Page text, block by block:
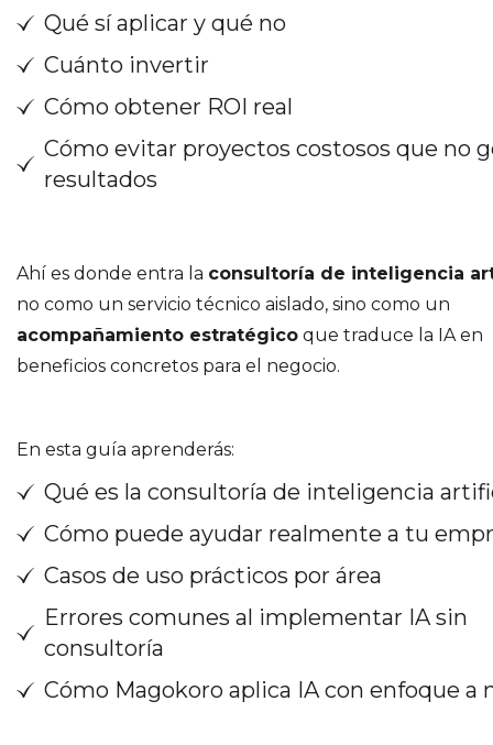
Qué sí aplicar y qué no
Cuánto invertir
Cómo obtener ROI real
Cómo evitar proyectos costosos que no
resultados
Ahí es donde entra la consultoría de inteligencia
no como un servicio técnico aislado, sino como un
acompañamiento estratégico que traduce la IA en
beneficios concretos para el negocio.
En esta guía aprenderás:
Qué es la consultoría de inteligencia
Cómo puede ayudar realmente a tu
Casos de uso prácticos por área
Errores comunes al implementar IA sin
consultoría
Cómo Magokoro aplica IA con enfoque a